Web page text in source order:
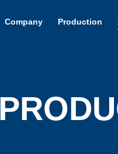
Company Production